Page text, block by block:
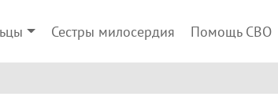
Сестры милосердия Помощь СВО